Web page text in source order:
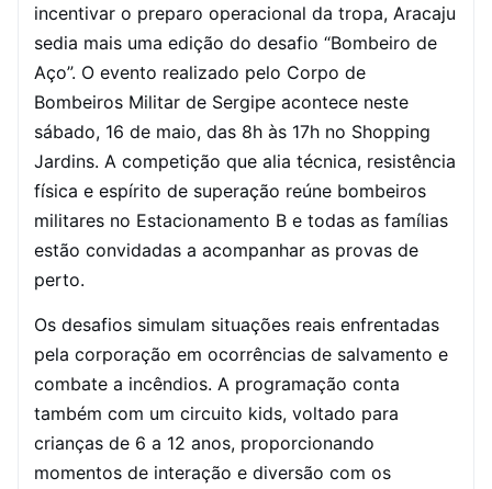
incentivar o preparo operacional da tropa, Aracaju
sedia mais uma edição do desafio “Bombeiro de
Aço”. O evento realizado pelo Corpo de
Bombeiros Militar de Sergipe acontece neste
sábado, 16 de maio, das 8h às 17h no Shopping
Jardins. A competição que alia técnica, resistência
física e espírito de superação reúne bombeiros
militares no Estacionamento B e todas as famílias
estão convidadas a acompanhar as provas de
perto.
Os desafios simulam situações reais enfrentadas
pela corporação em ocorrências de salvamento e
combate a incêndios. A programação conta
também com um circuito kids, voltado para
crianças de 6 a 12 anos, proporcionando
momentos de interação e diversão com os